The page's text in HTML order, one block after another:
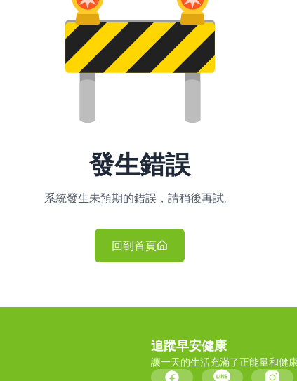
發生錯誤
系統發生未預期的錯誤，請稍後再試。
回到首頁
追蹤早安健康
讓一天的生活充滿了正能量和健